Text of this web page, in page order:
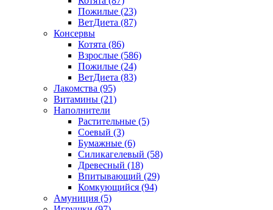
Пожилые (23)
ВетДиета (87)
Консервы
Котята (86)
Взрослые (586)
Пожилые (24)
ВетДиета (83)
Лакомства (95)
Витамины (21)
Наполнители
Растительные (5)
Соевый (3)
Бумажные (6)
Силикагелевый (58)
Древесный (18)
Впитывающий (29)
Комкующийся (94)
Амуниция (5)